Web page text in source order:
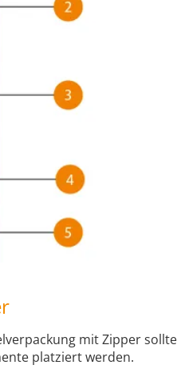
mit Zipper
platziert werden.